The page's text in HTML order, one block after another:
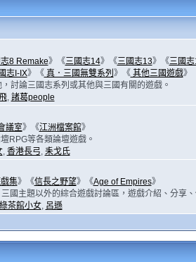
8 Remake》《三國志14》《三國志13》《三國
志I-IX》《真．三國無雙系列 》《其他三國遊戲》
討論三國志系列或其他與三國有關的遊戲。
, 諸葛people
議室》《江洲檔案館》
RPG等各類論壇遊戲。
, 香港長弓, 耒戈氏
集》《信長之野望》《Age of Empires》
國主題以外的綜合遊戲討論區，遊戲介紹、分享
綠茶館小女, 呂遜